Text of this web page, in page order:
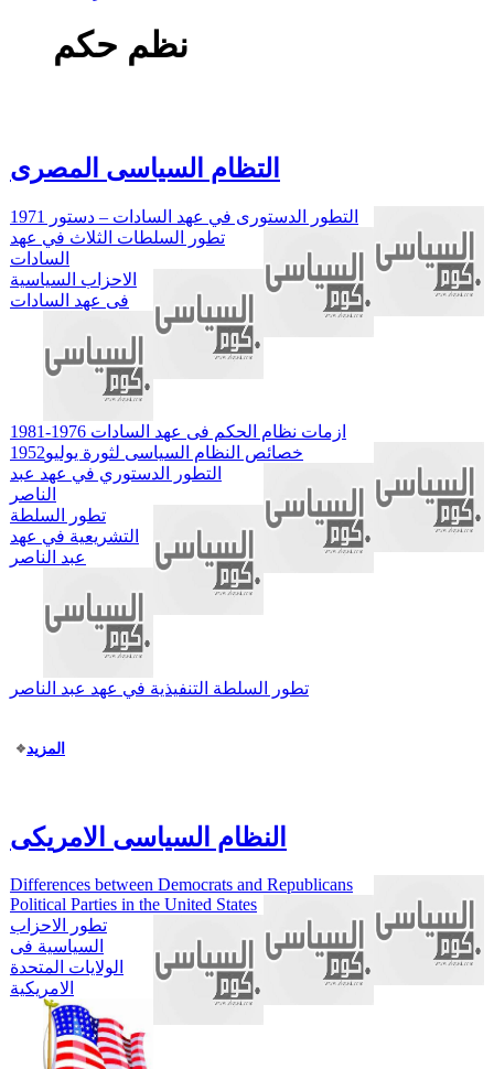
نظم حكم
التظام السياسى المصرى
التطور الدستورى في عهد السادات – دستور 1971
تطور السلطات الثلاث في عهد
السادات
الاحزاب السياسية
فى عهد السادات
ازمات نظام الحكم فى عهد السادات 1976-1981
خصائص النظام السياسى لثورة يوليو1952
التطور الدستوري في عهد عبد
الناصر
تطور السلطة
التشريعية في عهد
عبد الناصر
تطور السلطة التنفيذية في عهد عبد الناصر
المزيد
النظام السياسى الامريكى
Differences between Democrats and Republicans
Political Parties in the United States
تطور الاحزاب
السياسية فى
الولايات المتحدة
الامريكية